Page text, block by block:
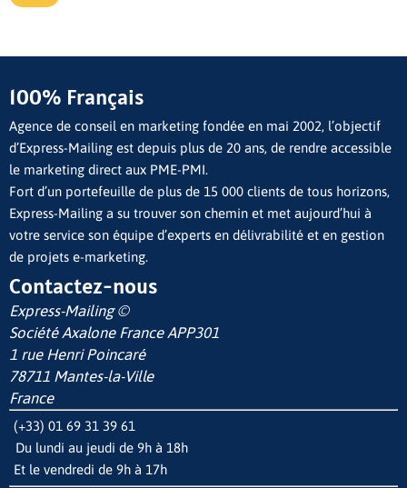
100% Français
Agence de conseil en marketing fondée en mai 2002, l’objectif
d’Express-Mailing est depuis plus de 20 ans, de rendre accessible
le marketing direct aux PME-PMI.
Fort d’un portefeuille de plus de 15 000 clients de tous horizons,
Express-Mailing a su trouver son chemin et met aujourd’hui à
votre service son équipe d’experts en délivrabilité et en gestion
de projets e-marketing.
Contactez-nous
Express-Mailing ©
Société Axalone France APP301
1 rue Henri Poincaré
78711 Mantes-la-Ville
France
(+33) 01 69 31 39 61
Du lundi au jeudi de 9h à 18h
Et le vendredi de 9h à 17h